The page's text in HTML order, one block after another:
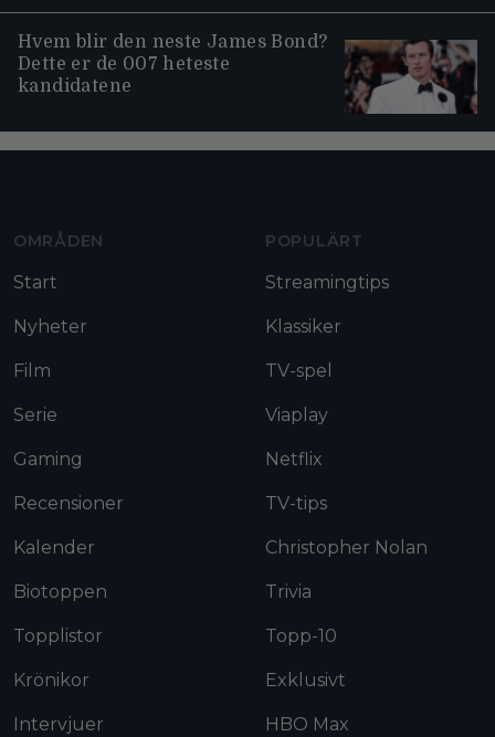
Hvem blir den neste James Bond?
Dette er de 007 heteste
kandidatene
OMRÅDEN
Start
Nyheter
Film
Serie
Gaming
Recensioner
Kalender
Biotoppen
Topplistor
Krönikor
Intervjuer
POPULÄRT
Streamingtips
Klassiker
TV-spel
Viaplay
Netflix
TV-tips
Christopher Nolan
Trivia
Topp-10
Exklusivt
HBO Max